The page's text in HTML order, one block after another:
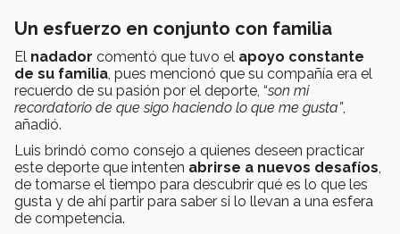
Un esfuerzo en conjunto con familia
El nadador comentó que tuvo el apoyo constante
de su familia , pues mencionó que su compañía era el
recuerdo de su pasión por el deporte, “son mi
recordatorio de que sigo haciendo lo que me gusta”,
añadió.
Luis brindó como consejo a quienes deseen practicar
este deporte que intenten abrirse a nuevos desafíos
de tomarse el tiempo para descubrir qué es lo que les
gusta y de ahí partir para saber si lo llevan a una esfera
de competencia.